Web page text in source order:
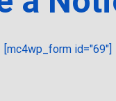
[mc4wp_form id="69"]